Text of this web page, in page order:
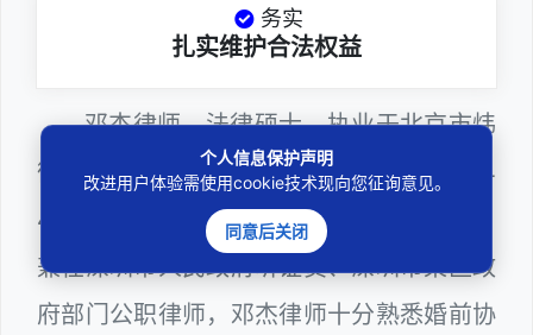
务实
扎实维护合法权益
邓杰律师，法律硕士，执业于北京市炜
衡（深圳）律师事务所，律师执业证号为14
403201810022100。邓杰律师现（或曾）
兼任深圳市人民政府听证员、深圳市某区政
府部门公职律师，邓杰律师十分熟悉婚前协
个人信息保护声明
改进用户体验需使用cookie技术现向您征询意见。
同意后关闭